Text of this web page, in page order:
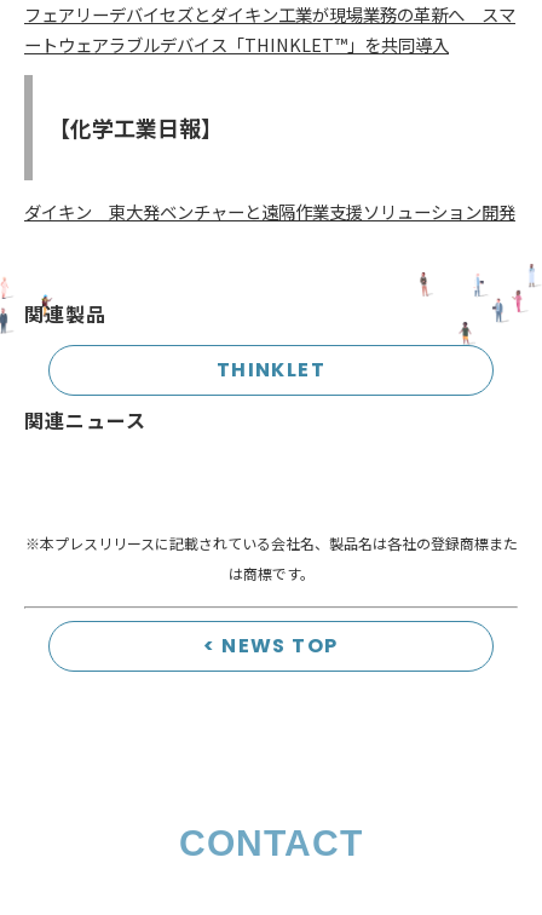
フェアリーデバイセズとダイキン工業が現場業務の革新へ スマ
ートウェアラブルデバイス「THINKLET™」を共同導入
【化学工業日報】
ダイキン 東大発ベンチャーと遠隔作業支援ソリューション開発
関連製品
THINKLET
関連ニュース
※本プレスリリースに記載されている会社名、製品名は各社の登録商標また
は商標です。
< NEWS TOP
CONTACT